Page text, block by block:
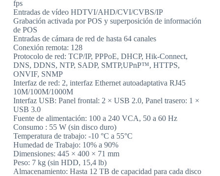
fps
Entradas de vídeo HDTVI/AHD/CVI/CVBS/IP
Grabación activada por POS y superposición de información
de POS
Entradas de cámara de red de hasta 64 canales
Conexión remota: 128
Protocolo de red: TCP/IP, PPPoE, DHCP, Hik-Connect,
DNS, DDNS, NTP, SADP, SMTP,UPnP™, HTTPS,
ONVIF, SNMP
Interfaz de red: 2, interfaz Ethernet autoadaptativa RJ45
10M/100M/1000M
Interfaz USB: Panel frontal: 2 × USB 2.0, Panel trasero: 1 ×
USB 3.0
Fuente de alimentación: 100 a 240 VCA, 50 a 60 Hz
Consumo : 55 W (sin disco duro)
Temperatura de trabajo: -10 °C a 55°C
Humedad de Trabajo: 10% a 90%
Dimensiones: 445 × 400 × 71 mm
Peso: 7 kg (sin HDD, 15,4 lb)
Almacenamiento: Hasta 12 TB de capacidad para cada disco